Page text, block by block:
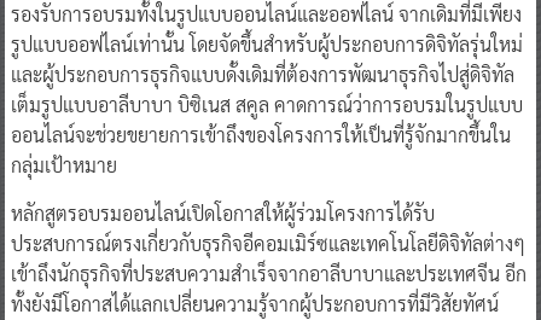
รองรับการอบรมทั้งในรูปแบบออนไลน์และออฟไลน์ จากเดิมที่มีเพียง
รูปแบบออฟไลน์เท่านั้น โดยจัดขึ้นสำหรับผู้ประกอบการดิจิทัลรุ่นใหม่
และผู้ประกอบการธุรกิจแบบดั้งเดิมที่ต้องการพัฒนาธุรกิจไปสู่ดิจิทัล
เต็มรูปแบบอาลีบาบา บิซิเนส สคูล คาดการณ์ว่าการอบรมในรูปแบบ
ออนไลน์จะช่วยขยายการเข้าถึงของโครงการให้เป็นที่รู้จักมากขึ้นใน
กลุ่มเป้าหมาย
หลักสูตรอบรมออนไลน์เปิดโอกาสให้ผู้ร่วมโครงการได้รับ
ประสบการณ์ตรงเกี่ยวกับธุรกิจอีคอมเมิร์ซและเทคโนโลยีดิจิทัลต่างๆ
เข้าถึงนักธุรกิจที่ประสบความสำเร็จจากอาลีบาบาและประเทศจีน อีก
ทั้งยังมีโอกาสได้แลกเปลี่ยนความรู้จากผู้ประกอบการที่มีวิสัยทัศน์